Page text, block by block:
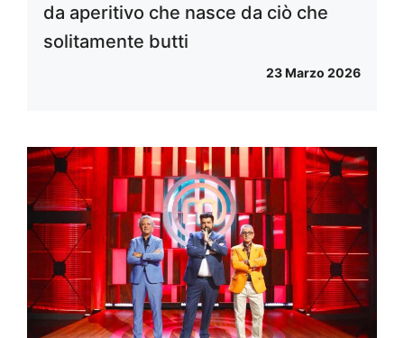
da aperitivo che nasce da ciò che
solitamente butti
23 Marzo 2026